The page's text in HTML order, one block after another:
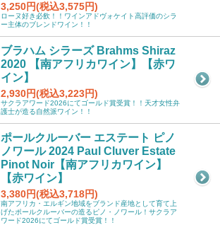
3,250円(税込3,575円)
ローヌ好き必飲！！ワインアドヴォケイト高評価のシラ
ー主体のブレンドワイン！！
ブラハム シラーズ Brahms Shiraz
2020 【南アフリカワイン】【赤ワ
イン】
2,930円(税込3,223円)
サクラアワード2026にてゴールド賞受賞！！天才女性弁
護士が造る自然派ワイン！！
ポールクルーバー エステート ピノ
ノワール 2024 Paul Cluver Estate
Pinot Noir【南アフリカワイン】
【赤ワイン】
3,380円(税込3,718円)
南アフリカ・エルギン地域をブランド産地として育て上
げたポールクルーバーの造るピノ・ノワール！サクラア
ワード2026にてゴールド賞受賞！！